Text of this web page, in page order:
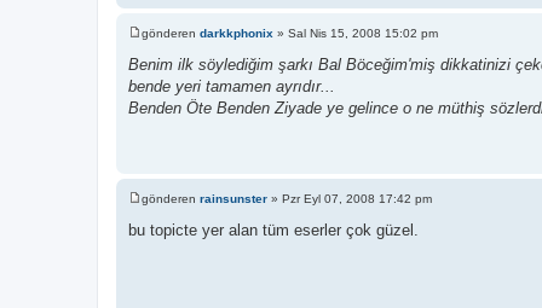
M
s
a
gönderen darkkphonix » Sal Nis 15, 2008 15:02 pm
Benim ilk söylediğim şarkı Bal Böceğim'miş dikkatinizi
bende yeri tamamen ayrıdır...
Benden Öte Benden Ziyade ye gelince o ne müthiş
M
s
gönderen rainsunster » Pzr Eyl 07, 2008 17:42 pm
bu topicte yer alan tüm eserler çok güzel.